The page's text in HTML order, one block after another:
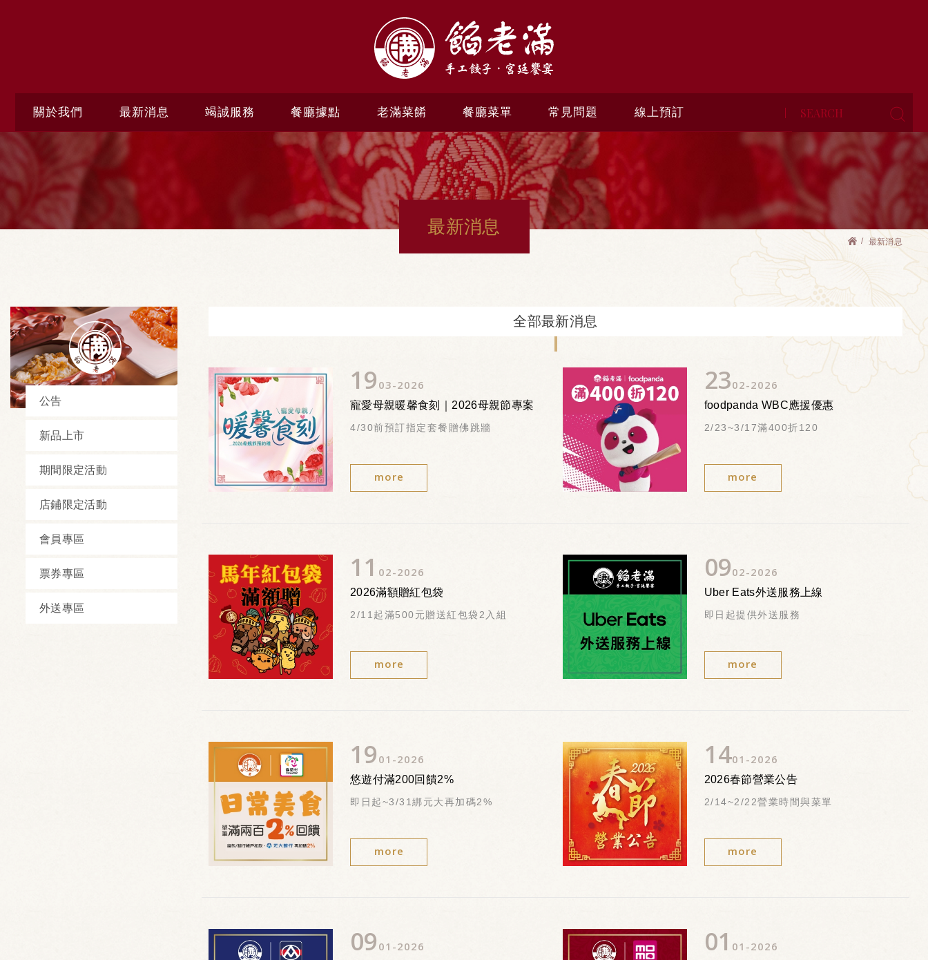
關於我們 最新消息 竭誠服務 餐廳據點 老滿菜餚 餐廳菜單 常見問題 線上預訂
最新消息
最新消息
公告
新品上市
期間限定活動
店鋪限定活動
會員專區
票券專區
外送專區
全部最新消息
19 03 2026
寵愛母親暖馨食刻｜2026母親節專案
4/30前預訂指定套餐贈佛跳牆
more
2302 2026
foodpanda WBC應援優惠
2/23~3/17滿400折120
more
11 02 2026
2026滿額贈紅包袋
2/11起滿500元贈送紅包袋2入組
more
0902 2026
Uber Eats外送服務上線
即日起提供外送服務
more
19 01 2026
悠遊付滿200回饋2%
即日起~3/31綁元大再加碼2%
more
1401 2026
2026春節營業公告
2/14~2/22營業時間與菜單
more
09 01 2026 01 01 2026